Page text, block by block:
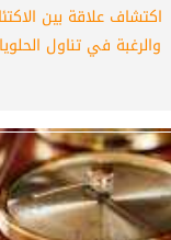
اكتشاف علاقة بين
والرغبة في تناول